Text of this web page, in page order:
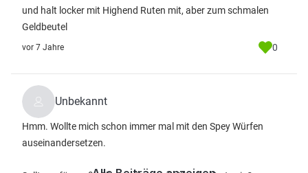
und halt locker mit Highend Ruten mit, aber zum schmalen
Geldbeutel
vor 7 Jahre 0
Unbekannt
Hmm. Wollte mich schon immer mal mit den Spey Würfen
auseinandersetzen.